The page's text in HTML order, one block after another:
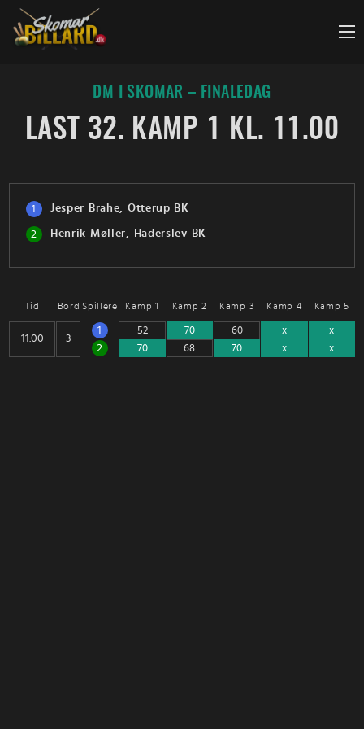
Fortsæt
indhold
DM I SKOMAR – FINALEDAG
LAST 32. KAMP 1 KL. 11.00
1
Jesper Brahe, Otterup BK
2
Henrik Møller, Haderslev BK
Tid Bord Spillere Kamp 1 Kamp 2 Kamp 3 Kamp 4 Kamp 5
1
2